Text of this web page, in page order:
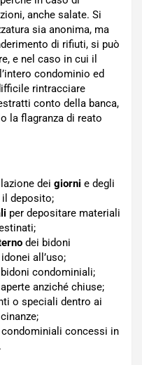
anche salate. Si
sia anonima, ma
di rifiuti, si può
e nel caso in cui il
condominio ed
rintracciare
conto della banca,
la flagranza di reato
dei giorni e degli
il deposito;
per depositare materiali
dei bidoni
all’uso;
condominiali;
anziché chiuse;
o speciali dentro ai
concessi in